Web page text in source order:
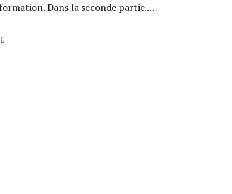
Dans la seconde partie …
32) : Natura Mater + Leko Labs / Draperies